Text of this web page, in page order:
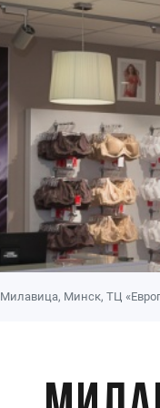
Милавица, Минск, ТЦ